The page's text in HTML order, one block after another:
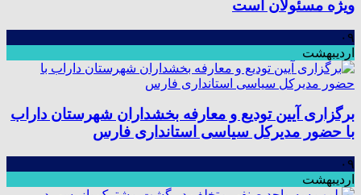
ویژه مسئولان است
۰۹
اردیبهشت
برگزاری آیین تودیع و معارفه بخشداران شهرستان داراب
با حضور مدیرکل سیاسی استانداری فارس
۰۹
اردیبهشت